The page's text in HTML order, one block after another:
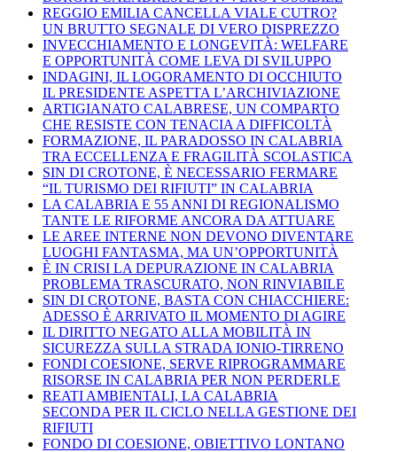
REGGIO EMILIA CANCELLA VIALE CUTRO?
UN BRUTTO SEGNALE DI VERO DISPREZZO
INVECCHIAMENTO E LONGEVITÀ: WELFARE
E OPPORTUNITÀ COME LEVA DI SVILUPPO
INDAGINI, IL LOGORAMENTO DI OCCHIUTO
IL PRESIDENTE ASPETTA L’ARCHIVIAZIONE
ARTIGIANATO CALABRESE, UN COMPARTO
CHE RESISTE CON TENACIA A DIFFICOLTÀ
FORMAZIONE, IL PARADOSSO IN CALABRIA
TRA ECCELLENZA E FRAGILITÀ SCOLASTICA
SIN DI CROTONE, È NECESSARIO FERMARE
“IL TURISMO DEI RIFIUTI” IN CALABRIA
LA CALABRIA E 55 ANNI DI REGIONALISMO
TANTE LE RIFORME ANCORA DA ATTUARE
LE AREE INTERNE NON DEVONO DIVENTARE
LUOGHI FANTASMA, MA UN’OPPORTUNITÀ
È IN CRISI LA DEPURAZIONE IN CALABRIA
PROBLEMA TRASCURATO, NON RINVIABILE
SIN DI CROTONE, BASTA CON CHIACCHIERE:
ADESSO È ARRIVATO IL MOMENTO DI AGIRE
IL DIRITTO NEGATO ALLA MOBILITÀ IN
SICUREZZA SULLA STRADA IONIO-TIRRENO
FONDI COESIONE, SERVE RIPROGRAMMARE
RISORSE IN CALABRIA PER NON PERDERLE
REATI AMBIENTALI, LA CALABRIA
SECONDA PER IL CICLO NELLA GESTIONE DEI
RIFIUTI
FONDO DI COESIONE, OBIETTIVO LONTANO